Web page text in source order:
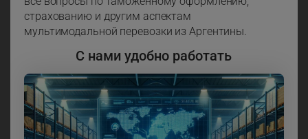
страхованию и другим аспектам
мультимодальной перевозки из Аргентины.
С нами удобно работать